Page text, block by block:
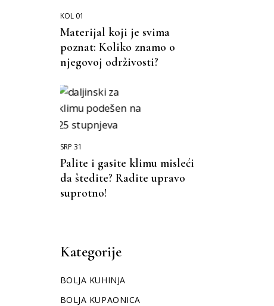
KOL 01
Materijal koji je svima
poznat: Koliko znamo o
njegovoj održivosti?
SRP 31
Palite i gasite klimu misleći
da štedite? Radite upravo
suprotno!
Kategorije
BOLJA KUHINJA
BOLJA KUPAONICA